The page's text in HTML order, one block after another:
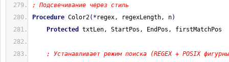
; Подсвечивание через стиль
Procedure Color2( * regex, regexLength, n)
Protected
txtLen, StartPos, EndPos, firstMatchPos
; Устанавливает режим поиска (REGEX + POSIX